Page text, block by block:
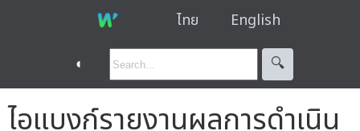
ไทย English
◐ 🔍︎
ไอแบงก์รายงานผลการดำเนิน